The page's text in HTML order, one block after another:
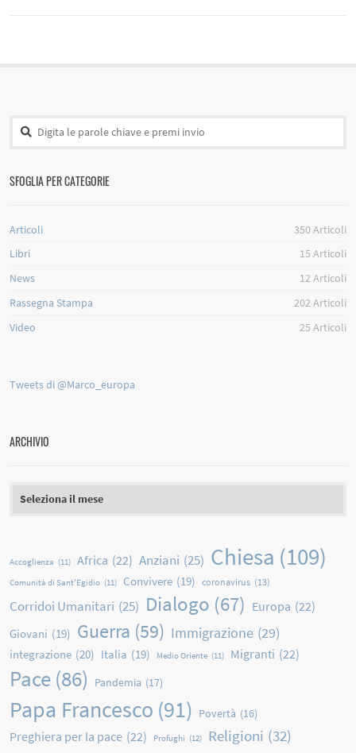
SFOGLIA PER CATEGORIE
Articoli 350Articoli
Libri
15 Articoli
News
12Articoli
Rassegna Stampa
202Articoli
Video
25 Articoli
Tweets di @Marco_europa
ARCHIVIO
Accoglienza (11) Africa (22) Anziani (25) Chiesa (109)
Comunità di Sant'Egidio (11) Convivere (19) coronavirus (13)
Corridoi Umanitari (25) Dialogo (67) Europa (22)
Giovani (19) Guerra (59) Immigrazione (29)
integrazione (20) Italia (19) Medio Oriente (11) Migranti (22)
Pace (86) Pandemia (17)
Papa Francesco (91) Povertà (16)
Preghiera per la pace (22) Profughi (12) Religioni (32)